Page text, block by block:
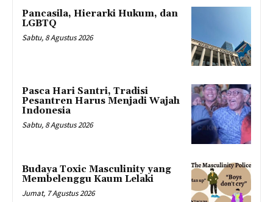
Pancasila, Hierarki Hukum, dan
LGBTQ
Sabtu, 8 Agustus 2026
Pasca Hari Santri, Tradisi
Pesantren Harus Menjadi Wajah
Indonesia
Sabtu, 8 Agustus 2026
Budaya Toxic Masculinity yang
Membelenggu Kaum Lelaki
Jumat, 7 Agustus 2026